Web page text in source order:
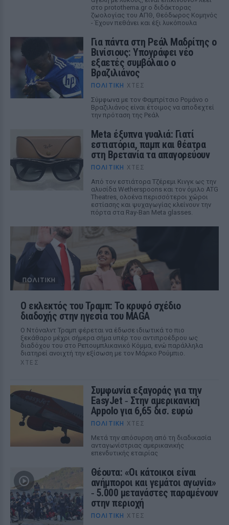
στο protothema.gr ο διδάκτορας
ζωολογίας του ΑΠΘ, Θεόδωρος Κομηνός
- Έχουν πεθάνει και έξι λυκόπουλα
Για πάντα στη Ρεάλ Μαδρίτης ο
Βινίσιους: Υπογράφει νέο
εξαετές συμβόλαιο ο
Βραζιλιάνος
ΠΟΛΙΤΙΚΉ ΧΤΕΣ
Σύμφωνα με τον Φαμπρίτσιο Ρομάνο ο
Βραζιλιάνος είναι έτοιμος να αποδεχτεί
την πρόταση της Ρεάλ
Meta έξυπνα γυαλιά: Γιατί
εστιατόρια, παμπ και θέατρα
στη Βρετανία τα απαγορεύουν
ΠΟΛΙΤΙΚΉ ΧΤΕΣ
Από τον εστιάτορα Τζέρεμι Κινγκ ως την
αλυσίδα Wetherspoons και τον όμιλο ATG
Theatres, ολοένα περισσότεροι χώροι
εστίασης και ψυχαγωγίας κλείνουν την
πόρτα στα Ray-Ban Meta glasses.
ΠΟΛΙΤΙΚΉ
Ο εκλεκτός του Τραμπ: Το κρυφό σχέδιο
διαδοχής στην ηγεσία του MAGA
Ο Ντόναλντ Τραμπ φέρεται να έδωσε ιδιωτικά το πιο
ξεκάθαρο μέχρι σήμερα σήμα υπέρ του αντιπροέδρου ως
διαδόχου του στο Ρεπουμπλικανικό Κόμμα, ενώ παράλληλα
διατηρεί ανοιχτή την εξίσωση με τον Μάρκο Ρούμπιο.
ΧΤΕΣ
Συμφωνία εξαγοράς για την
EasyJet ‑ Στην αμερικανική
Appolo για 6,65 δισ. ευρώ
ΠΟΛΙΤΙΚΉ ΧΤΕΣ
Μετά την απόσυρση από τη διαδικασία
ανταγωνίστριας αμερικανικής
επενδυτικής εταιρίας
Θέουτα: «Οι κάτοικοι είναι
ανήμποροι και γεμάτοι αγωνία»
‑ 5.000 μετανάστες παραμένουν
στην περιοχή
ΠΟΛΙΤΙΚΉ ΧΤΕΣ